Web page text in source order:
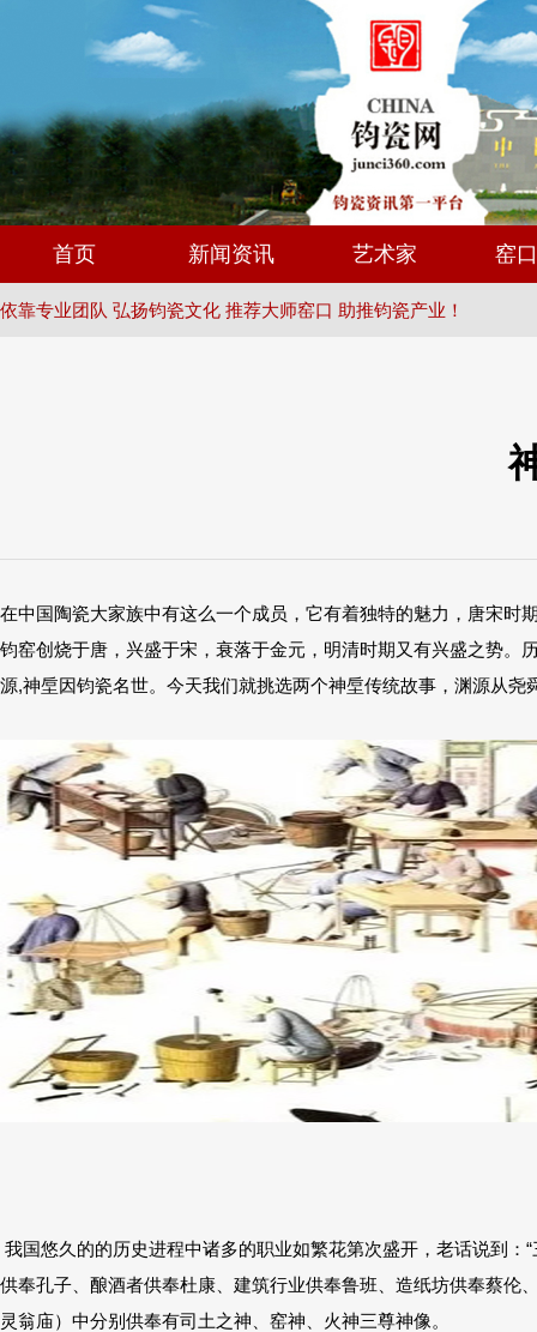
首页 新闻资讯 艺术家 窑口
依靠专业团队 弘扬钧瓷文化 推荐大师窑口 助推钧瓷产业！
在中国陶瓷大家族中有这么一个成员，它有着独特的魅力，唐宋
钧窑创烧于唐，兴盛于宋，衰落于金元，明清时期又有兴盛之势
源,神垕因钧瓷名世。今天我们就挑选两个神垕传统故事，渊源从
我国悠久的的历史进程中诸多的职业如繁花第次盛开，老话说到：
供奉孔子、酿酒者供奉杜康、建筑行业供奉鲁班、造纸坊供奉蔡
灵翁庙）中分别供奉有司土之神、窑神、火神三尊神像。